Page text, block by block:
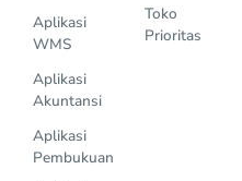
Aplikasi
WMS
Aplikasi
Akuntansi
Aplikasi
Pembukuan
Toko
Prioritas